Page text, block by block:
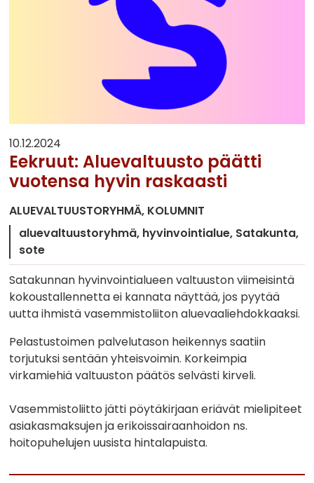
10.12.2024
Eekruut: Aluevaltuusto päätti
vuotensa hyvin raskaasti
ALUEVALTUUSTORYHMÄ KOLUMNIT
aluevaltuustoryhmä hyvinvointialue Satakunta
sote
Satakunnan hyvinvointialueen valtuuston viimeisintä
kokoustallennetta ei kannata näyttää, jos pyytää
uutta ihmistä vasemmistoliiton aluevaaliehdokkaaksi.
Pelastustoimen palvelutason heikennys saatiin
torjutuksi sentään yhteisvoimin. Korkeimpia
virkamiehiä valtuuston päätös selvästi kirveli.
Vasemmistoliitto jätti pöytäkirjaan eriävät mielipiteet
asiakasmaksujen ja erikoissairaanhoidon ns.
hoitopuhelujen uusista hintalapuista.